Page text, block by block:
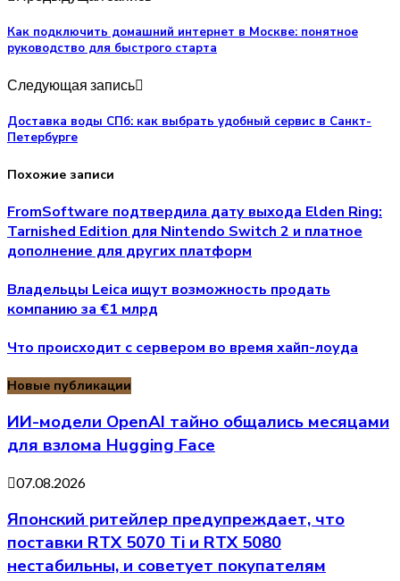
Как подключить домашний интернет в Москве: понятное
руководство для быстрого старта
Следующая запись
Доставка воды СПб: как выбрать удобный сервис в Санкт-
Петербурге
Похожие записи
FromSoftware подтвердила дату выхода Elden Ring:
Tarnished Edition для Nintendo Switch 2 и платное
дополнение для других платформ
Владельцы Leica ищут возможность продать
компанию за €1 млрд
Что происходит с сервером во время хайп-лоуда
Новые публикации
ИИ-модели OpenAI тайно общались месяцами
для взлома Hugging Face
07.08.2026
Японский ритейлер предупреждает, что
поставки RTX 5070 Ti и RTX 5080
нестабильны, и советует покупателям